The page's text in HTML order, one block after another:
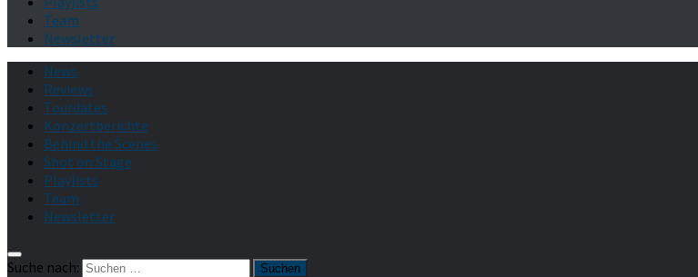
Team
Newsletter
News
Reviews
Tourdates
Konzertberichte
Behind the Scenes
Shot on Stage
Playlists
Team
Newsletter
Suche nach: